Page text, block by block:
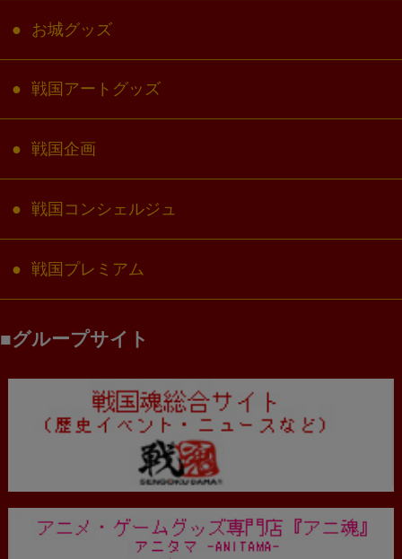
お城グッズ
戦国アートグッズ
戦国企画
戦国コンシェルジュ
戦国プレミアム
グループサイト